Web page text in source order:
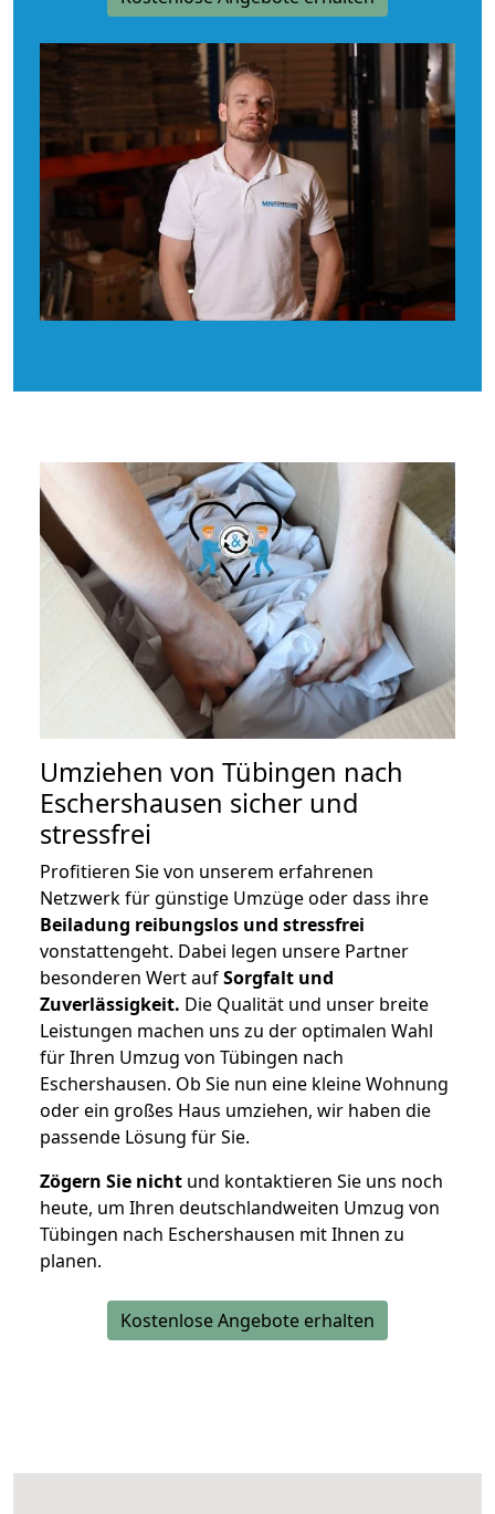
Umziehen von Tübingen nach
Eschershausen sicher und
stressfrei
Profitieren Sie von unserem erfahrenen
Netzwerk für günstige Umzüge oder dass ihre
Beiladung reibungslos und stressfrei
vonstattengeht. Dabei legen unsere Partner
besonderen Wert aufSorgfalt und
Zuverlässigkeit. Die Qualität und unser breite
Leistungen machen uns zu der optimalen Wahl
für Ihren Umzug von Tübingen nach
Eschershausen. Ob Sie nun eine kleine Wohnung
oder ein großes Haus umziehen, wir haben die
passende Lösung für Sie.
Zögern Sie nicht und kontaktieren Sie uns noch
heute, um Ihren deutschlandweiten Umzug von
Tübingen nach Eschershausen mit Ihnen zu
planen.
Kostenlose Angebote erhalten